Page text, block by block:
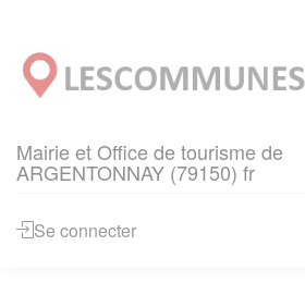
Mairie et Office de tourisme de
ARGENTONNAY (79150) fr
Se connecter